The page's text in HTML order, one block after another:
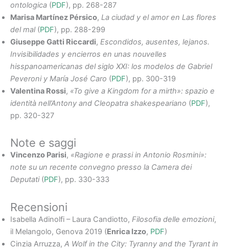
ontologica (PDF), pp. 268-287
Marisa Martínez Pérsico, La ciudad y el amor en Las flores
del mal(PDF), pp. 288-299
Giuseppe Gatti Riccardi, Escondidos, ausentes, lejanos.
Invisibilidades y encierros en unas nouvelles
hisspanoamericanas del siglo XXI: los modelos de Gabriel
Peveroni y María José Caro (PDF), pp. 300-319
Valentina Rossi, «To give a Kingdom for a mirth»: spazio e
identità nell’Antony and Cleopatra shakespeariano (PDF),
pp. 320-327
Note e saggi
Vincenzo Parisi, «Ragione e prassi in Antonio Rosmini»:
note su un recente convegno presso la Camera dei
Deputati(PDF), pp. 330-333
Recensioni
Isabella Adinolfi – Laura Candiotto, Filosofia delle emozioni,
il Melangolo, Genova 2019 (Enrica Izzo, PDF)
Cinzia Arruzza, A Wolf in the City: Tyranny and the Tyrant in